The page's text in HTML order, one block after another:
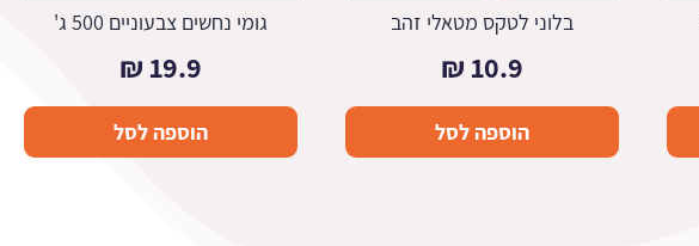
בלוני לטקס מטאלי זהב
10.9
₪
הוספה לסל
גומי נחשים צבעוניים 500 ג'
19.9
₪
הוספה לסל